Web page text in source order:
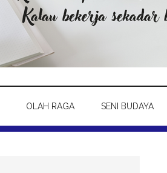
OLAH RAGA SENI BUDAYA